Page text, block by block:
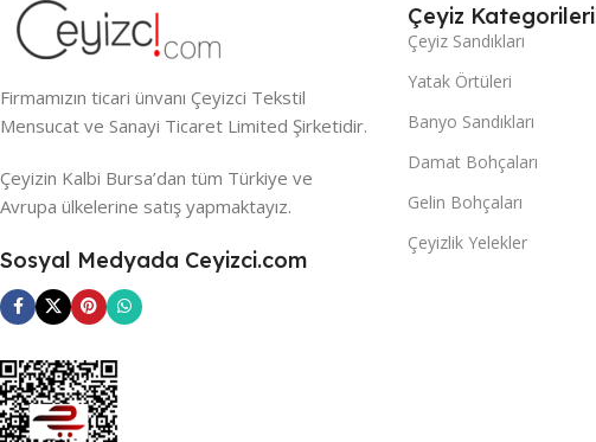
Firmamızın ticari ünvanı Çeyizci Tekstil
Mensucat ve Sanayi Ticaret Limited Şirketidir.
Çeyizin Kalbi Bursa’dan tüm Türkiye ve
Avrupa ülkelerine satış yapmaktayız.
Sosyal Medyada Ceyizci.com
Çeyiz Kategorileri
Çeyiz Sandıkları
Yatak Örtüleri
Banyo Sandıkları
Damat Bohçaları
Gelin Bohçaları
Çeyizlik Yelekler